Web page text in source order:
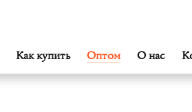
Как купить Оптом О нас